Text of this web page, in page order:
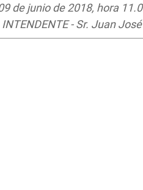
de junio de 2018, hora
- Sr. Juan